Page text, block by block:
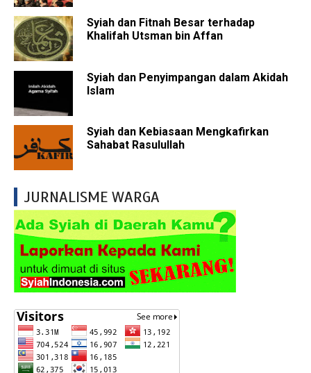
Syiah dan Fitnah Besar terhadap
Khalifah Utsman bin Affan
Syiah dan Penyimpangan dalam Akidah
Islam
Syiah dan Kebiasaan Mengkafirkan
Sahabat Rasulullah
JURNALISME WARGA